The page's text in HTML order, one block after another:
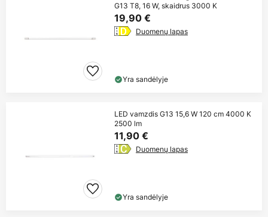
G13 T8, 16 W, skaidrus 3000 K
19,90 €
Duomenų lapas
Yra sandėlyje
LED vamzdis G13 15,6 W 120 cm 4000 K
2500 lm
11,90 €
Duomenų lapas
Yra sandėlyje